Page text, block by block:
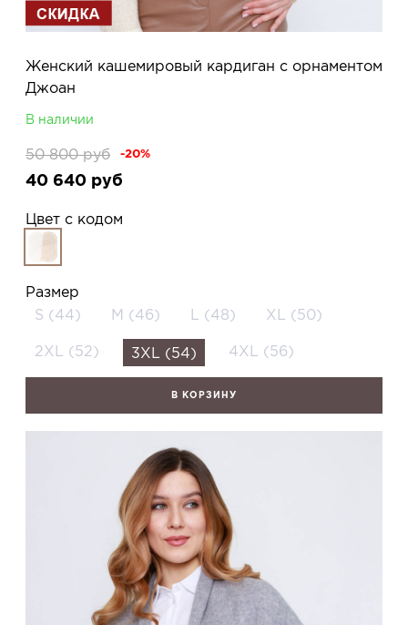
Женский кашемировый кардиган с орнаментом
Джоан
В наличии
50 800 руб -20%
40 640 руб
Цвет с кодом
Размер
S (44)
M (46) L (48) XL (50)
2XL (52) 3XL (54) 4XL (56)
В КОРЗИНУ